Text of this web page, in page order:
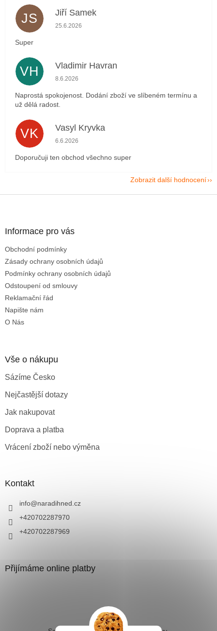
JS Jiří Samek
Hodnocení obchodu je 5 z 5 hvězdiček.
25.6.2026
Super
VH Vladimir Havran
Hodnocení obchodu je 5 z 5 hvězdiček.
8.6.2026
Naprostá spokojenost. Dodání zboží ve slíbeném termínu a
už dělá radost.
VK Vasyl Kryvka
Hodnocení obchodu je 5 z 5 hvězdiček.
6.6.2026
Doporučuji ten obchod všechno super
Zobrazit další hodnocení
Informace pro vás
Obchodní podmínky
Zásady ochrany osobních údajů
Podmínky ochrany osobních údajů
Odstoupení od smlouvy
Reklamační řád
Napište nám
O Nás
Vše o nákupu
Sázíme Česko
Nejčastější dotazy
Jak nakupovat
Doprava a platba
Vrácení zboží nebo výměna
Kontakt
info@naradihned.cz
+420702287970
+420702287969
Přijímáme online platby